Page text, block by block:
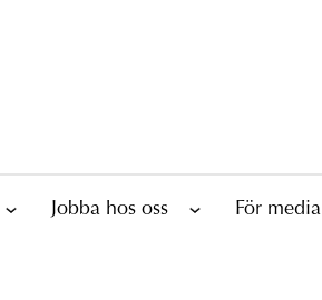
Jobba hos oss För media